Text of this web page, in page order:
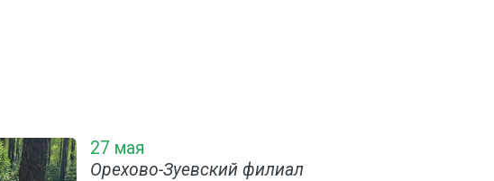
27 мая
Орехово-Зуевский филиал